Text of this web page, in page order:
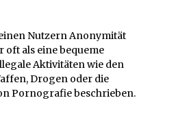
Nutzern Anonymität
oft als eine bequeme
Aktivitäten wie den
Drogen oder die
Pornografie beschrieben.